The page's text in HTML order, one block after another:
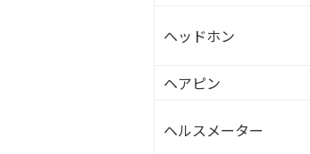
ヘッドホン
ヘアピン
ヘルスメーター